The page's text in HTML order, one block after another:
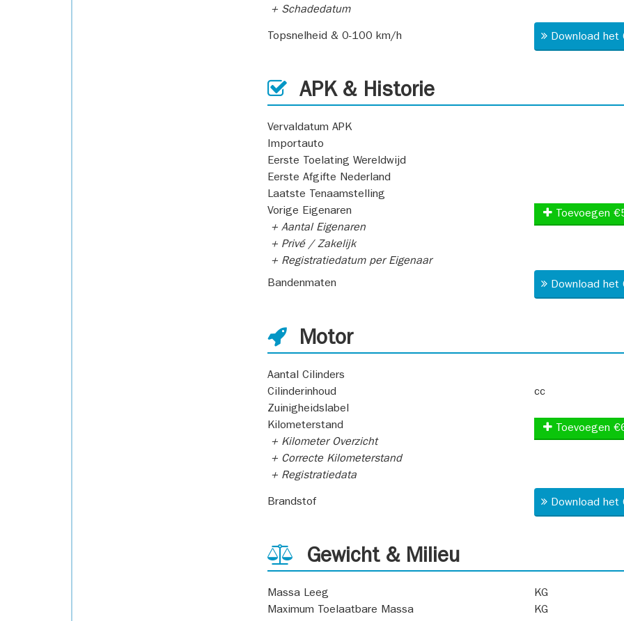
+ Schadedatum
Topsnelheid & 0-100 km/h Download
APK & Historie
Vervaldatum APK
Importauto
Eerste Toelating Wereldwijd
Eerste Afgifte Nederland
Laatste Tenaamstelling
Vorige Eigenaren
+ Aantal Eigenaren
+ Privé / Zakelijk
+ Registratiedatum per Eigenaar
Toevoegen
Bandenmaten Download
Motor
Aantal Cilinders
Cilinderinhoud
cc
Zuinigheidslabel
Kilometerstand
+ Kilometer Overzicht
+ Correcte Kilometerstand
+ Registratiedata
Toevoegen
Brandstof Download
Gewicht & Milieu
Massa Leeg
KG
Maximum Toelaatbare Massa
KG